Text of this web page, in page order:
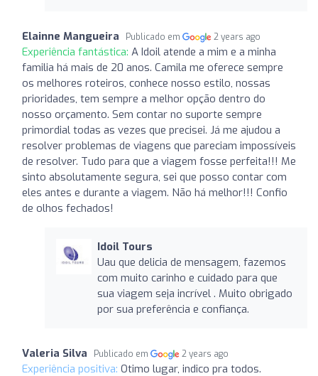
Elainne Mangueira Publicado em 2 years ago
Experiência fantástica: A Idoil atende a mim e a minha
familia há mais de 20 anos. Camila me oferece sempre
os melhores roteiros, conhece nosso estilo, nossas
prioridades, tem sempre a melhor opção dentro do
nosso orçamento. Sem contar no suporte sempre
primordial todas as vezes que precisei. Já me ajudou a
resolver problemas de viagens que pareciam impossíveis
de resolver. Tudo para que a viagem fosse perfeita!!! Me
sinto absolutamente segura, sei que posso contar com
eles antes e durante a viagem. Não há melhor!!! Confio
de olhos fechados!
Idoil Tours
Uau que delicia de mensagem, fazemos
com muito carinho e cuidado para que
sua viagem seja incrível . Muito obrigado
por sua preferência e confiança.
Valeria Silva Publicado em 2 years ago
Experiência positiva: Otimo lugar, indico pra todos.